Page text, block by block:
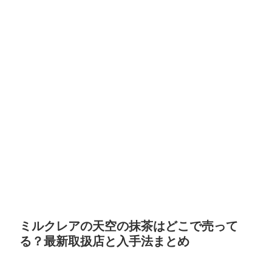
ミルクレアの天空の抹茶はどこで売って
る？最新取扱店と入手法まとめ